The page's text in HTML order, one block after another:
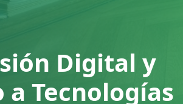
Digital y
a Tecnologías